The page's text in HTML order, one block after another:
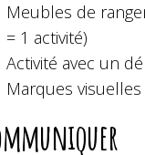
Meubles de
= 1 activité)
Activité avec un
Marques